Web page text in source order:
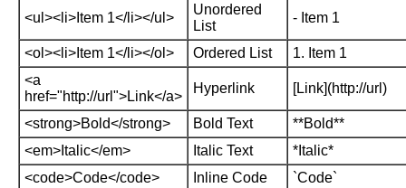
<ul><li>Item 1</li></ul>
Unordered
List
- Item 1
<ol><li>Item 1</li></ol> Ordered List
1. Item 1
<a
href="http://url">Link</a>
Hyperlink [Link](http://url)
<strong>Bold</strong> Bold Text
**Bold**
<em>Italic</em>
Italic Text
*Italic*
<code>Code</code>
Inline Code
`Code`